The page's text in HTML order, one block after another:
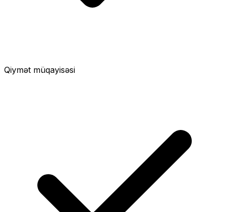
Qiymət müqayisəsi